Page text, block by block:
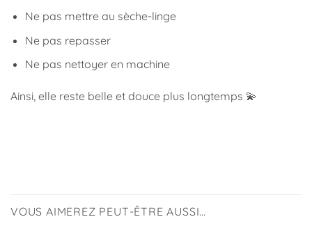
Ne pas mettre au sèche-linge
Ne pas repasser
Ne pas nettoyer en machine
Ainsi, elle reste belle et douce plus longtemps 💫
VOUS AIMEREZ PEUT-ÊTRE AUSSI…